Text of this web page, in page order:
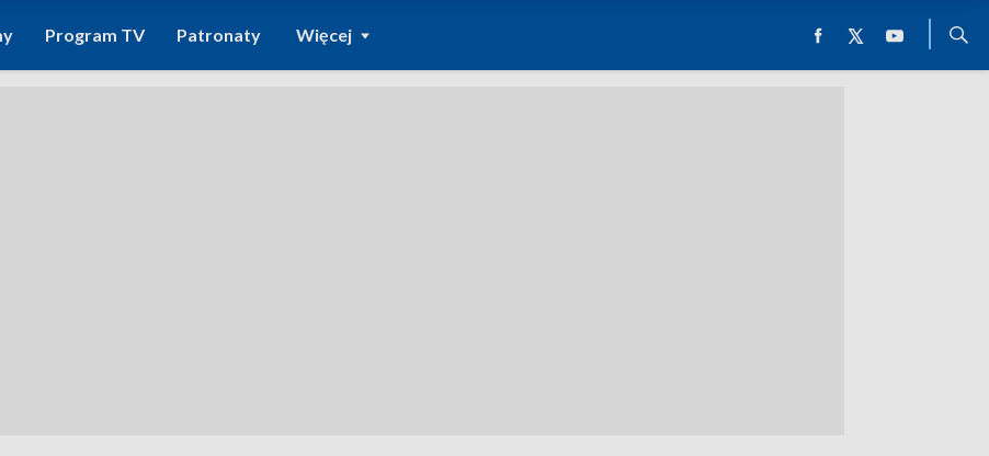
Program TV Patronaty Więcej